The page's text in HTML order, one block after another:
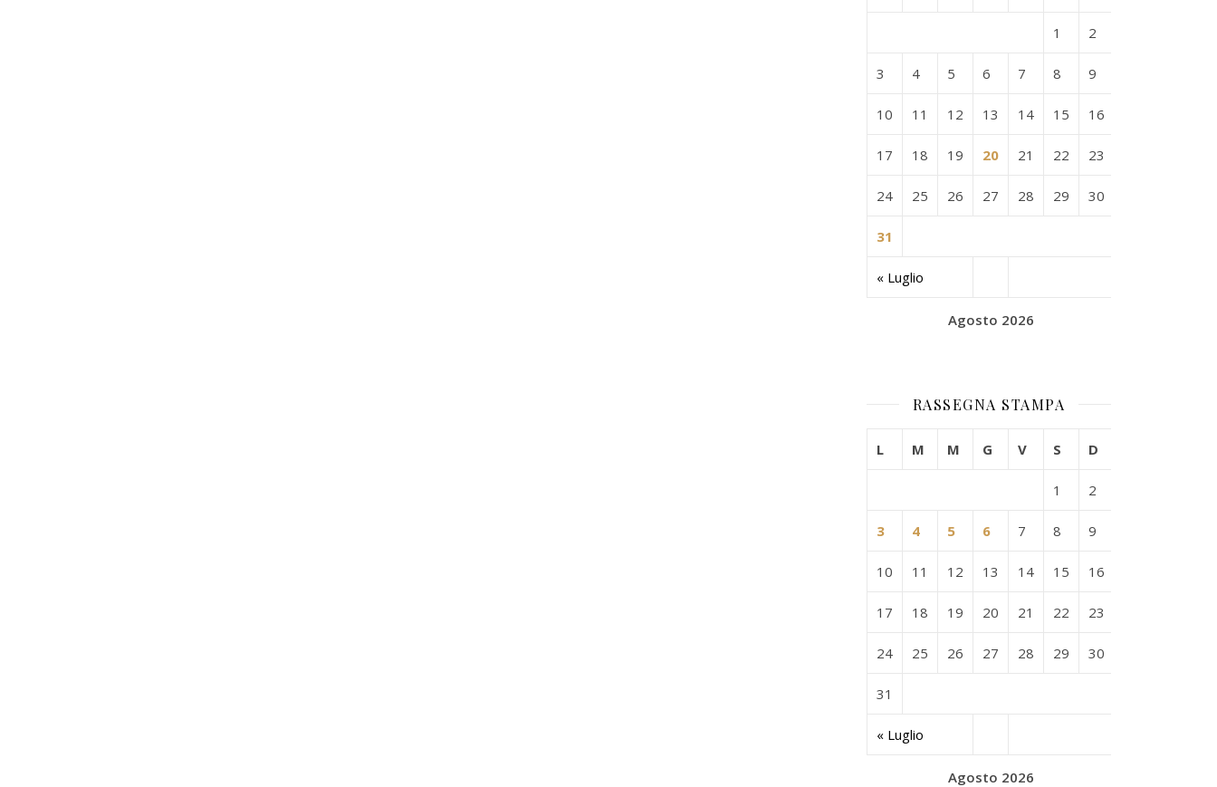
Agosto 2026
« Luglio
1 2
3 4 5 6 7 8 9
10 11 12 13 14 15 16
17 18 19 20 21 22 23
24 25 26 27 28 29 30
31
RASSEGNA STAMPA
Agosto 2026
L M M G V S D
« Luglio
1 2
3 4 5 6 7 8 9
10 11 12 13 14 15 16
17 18 19 20 21 22 23
24 25 26 27 28 29 30
31